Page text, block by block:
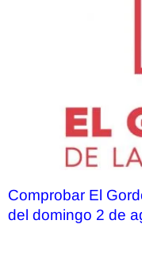
Comprobar El
del domingo 2 de